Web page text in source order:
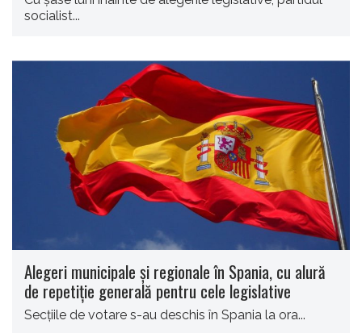
socialist...
Alegeri municipale şi regionale în Spania, cu alură
de repetiţie generală pentru cele legislative
Secţiile de votare s-au deschis în Spania la ora...